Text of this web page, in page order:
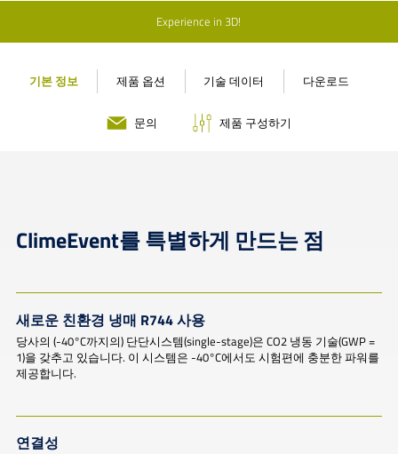
Experience in 3D!
기본 정보 제품 옵션 기술 데이터 다운로드
문의 제품 구성하기
ClimeEvent를 특별하게 만드는 점
새로운 친환경 냉매 R744 사용
당사의 (-40°C까지의) 단단시스템(single-stage)은 CO2 냉동 기술(GWP =
1)을 갖추고 있습니다. 이 시스템은 -40°C에서도 시험편에 충분한 파워를
제공합니다.
연결성